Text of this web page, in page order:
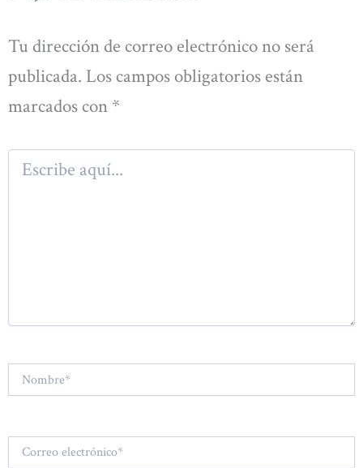
Tu dirección de correo electrónico no será
publicada. Los campos obligatorios están
marcados con *
Escribe
aquí...
Correo
electrónico*